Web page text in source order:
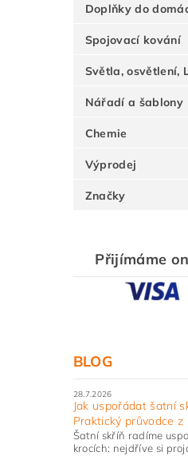
Doplňky do
Spojovací kování
Světla, osvětlení,
Nářadí a šablony
Chemie
Výprodej
Značky
Přijímáme
BLOG
28.7.2026
Jak uspořádat šatní
Praktický průvodce z
Šatní skříň radíme
krocích: nejdříve si